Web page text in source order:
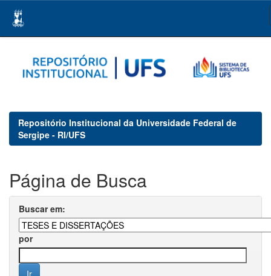
navigation
Repositório Institucional da Universidade Federal de
Sergipe - RI/UFS
Página de Busca
Buscar em:
por